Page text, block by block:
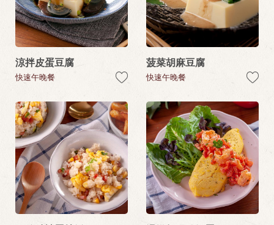
涼拌皮蛋豆腐
快速午晚餐
菠菜胡麻豆腐
快速午晚餐